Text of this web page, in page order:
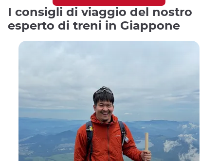
I consigli di viaggio del nostro
esperto di treni in Giappone